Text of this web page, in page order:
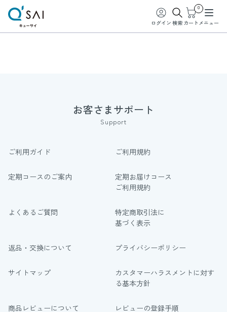
ログイン 検索
0
カート メニュー
お客さまサポート
Support
ご利用ガイド ご利用規約
定期コースのご案内
定期お届けコース
ご利用規約
よくあるご質問
特定商取引法に
基づく表示
返品・交換について プライバシーポリシー
サイトマップ
カスタマーハラスメントに対す
る基本方針
商品レビューについて レビューの登録手順